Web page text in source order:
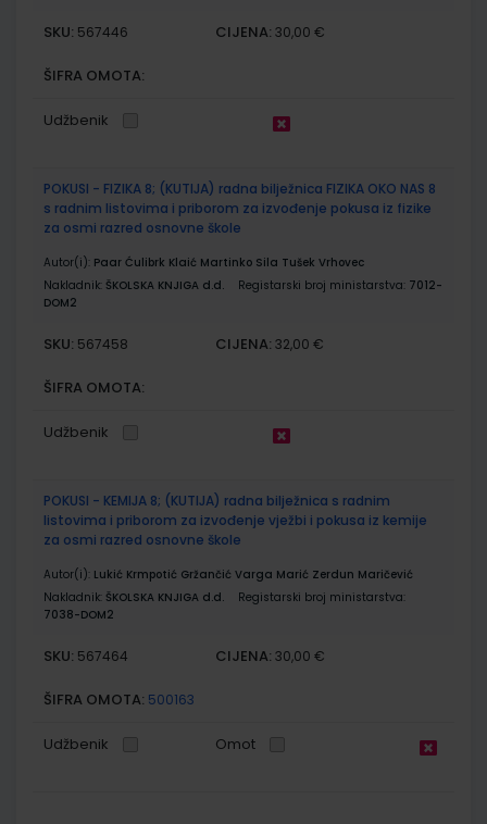
SKU: 567446 CIJENA: 30,00 €
ŠIFRA OMOTA:
Udžbenik
POKUSI - FIZIKA 8; (KUTIJA) radna bilježnica FIZIKA OKO NAS 8
s radnim listovima i priborom za izvođenje pokusa iz fizike
za osmi razred osnovne škole
Autor(i): Paar Ćulibrk Klaić Martinko Sila Tušek Vrhovec
Nakladnik: ŠKOLSKA KNJIGA d.d. Registarski broj ministarstva: 7012-
DOM2
SKU: 567458 CIJENA: 32,00 €
ŠIFRA OMOTA:
Udžbenik
POKUSI - KEMIJA 8; (KUTIJA) radna bilježnica s radnim
listovima i priborom za izvođenje vježbi i pokusa iz kemije
za osmi razred osnovne škole
Autor(i): Lukić Krmpotić Gržančić Varga Marić Zerdun Maričević
Nakladnik: ŠKOLSKA KNJIGA d.d.
Registarski broj ministarstva:
7038-DOM2
SKU: 567464 CIJENA: 30,00 €
ŠIFRA OMOTA: 500163
Udžbenik Omot